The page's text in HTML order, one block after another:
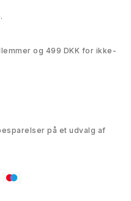
og 499 DKK for ikke-
på et udvalg af